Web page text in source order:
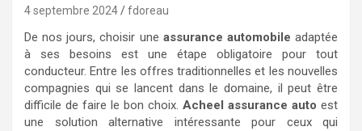
4 septembre 2024 fdoreau
De nos jours, choisir une assurance automobile adaptée
à ses besoins est une étape obligatoire pour tout
conducteur. Entre les offres traditionnelles et les nouvelles
compagnies qui se lancent dans le domaine, il peut être
difficile de faire le bon choix. Acheel assurance auto est
une solution alternative intéressante pour ceux qui